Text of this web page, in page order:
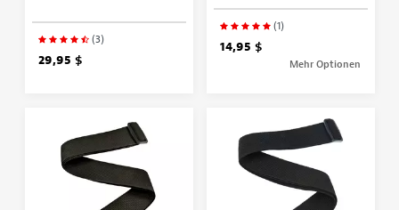
(3)
29,95 $
(1)
14,95 $
Mehr Optionen